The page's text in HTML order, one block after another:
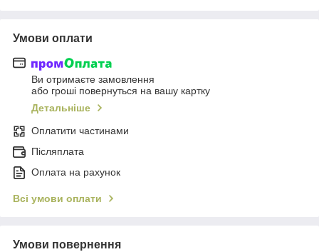
Умови оплати
Ви отримаєте замовлення
або гроші повернуться на вашу картку
Детальніше
Оплатити частинами
Післяплата
Оплата на рахунок
Всі умови оплати
Умови повернення